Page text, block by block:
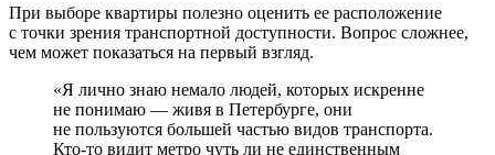
При выборе квартиры полезно оценить ее расположение
с точки зрения транспортной доступности. Вопрос сложнее,
чем может показаться на первый взгляд.
«Я лично знаю немало людей, которых искренне
не понимаю — живя в Петербурге, они
не пользуются большей частью видов транспорта.
Кто-то видит метро чуть ли не единственным